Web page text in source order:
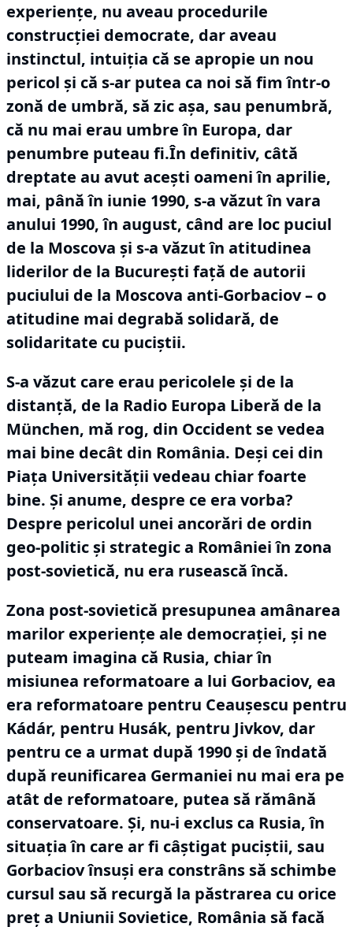
experiențe, nu aveau procedurile
construcției democrate, dar aveau
instinctul, intuiția că se apropie un nou
pericol și că s-ar putea ca noi să fim într-o
zonă de umbră, să zic așa, sau penumbră,
că nu mai erau umbre în Europa, dar
penumbre puteau fi.În definitiv, câtă
dreptate au avut acești oameni în aprilie,
mai, până în iunie 1990, s-a văzut în vara
anului 1990, în august, când are loc puciul
de la Moscova și s-a văzut în atitudinea
liderilor de la București față de autorii
puciului de la Moscova anti-Gorbaciov – o
atitudine mai degrabă solidară, de
solidaritate cu puciștii.
S-a văzut care erau pericolele și de la
distanță, de la Radio Europa Liberă de la
München, mă rog, din Occident se vedea
mai bine decât din România. Deși cei din
Piața Universității vedeau chiar foarte
bine. Și anume, despre ce era vorba?
Despre pericolul unei ancorări de ordin
geo-politic și strategic a României în zona
post-sovietică, nu era rusească încă.
Zona post-sovietică presupunea amânarea
marilor experiențe ale democrației, și ne
puteam imagina că Rusia, chiar în
misiunea reformatoare a lui Gorbaciov, ea
era reformatoare pentru Ceaușescu pentru
Kádár, pentru Husák, pentru Jivkov, dar
pentru ce a urmat după 1990 și de îndată
după reunificarea Germaniei nu mai era pe
atât de reformatoare, putea să rămână
conservatoare. Și, nu-i exclus ca Rusia, în
situația în care ar fi câștigat puciștii, sau
Gorbaciov însuși era constrâns să schimbe
cursul sau să recurgă la păstrarea cu orice
preț a Uniunii Sovietice, România să facă